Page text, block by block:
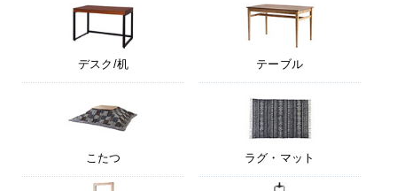
デスク/机 テーブル
こたつ ラグ・マット